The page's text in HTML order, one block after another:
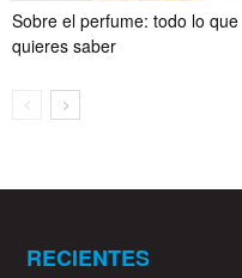
Sobre el perfume: todo lo que
quieres saber
RECIENTES